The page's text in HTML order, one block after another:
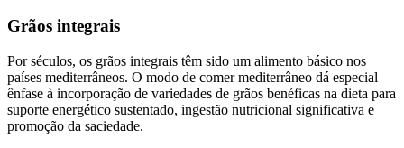
Grãos integrais
Por séculos, os grãos integrais têm sido um alimento básico nos
países mediterrâneos. O modo de comer mediterrâneo dá especial
ênfase à incorporação de variedades de grãos benéficas na dieta para
suporte energético sustentado, ingestão nutricional significativa e
promoção da saciedade.